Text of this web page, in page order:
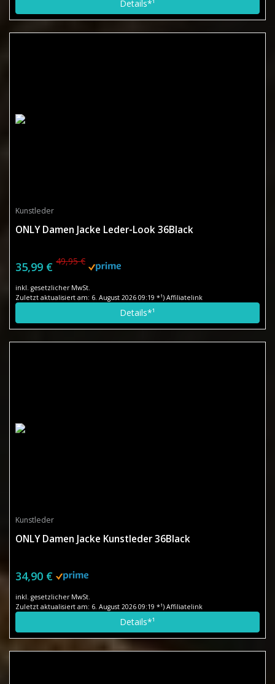
Details*¹
Kunstleder
ONLY Damen Jacke Leder-Look 36Black
35,99 € 49,95 €
inkl. gesetzlicher MwSt.
Zuletzt aktualisiert am: 6. August 2026 09:19 *¹) Affiliatelink
Details*¹
Kunstleder
ONLY Damen Jacke Kunstleder 36Black
34,90 €
inkl. gesetzlicher MwSt.
Zuletzt aktualisiert am: 6. August 2026 09:19 *¹) Affiliatelink
Details*¹